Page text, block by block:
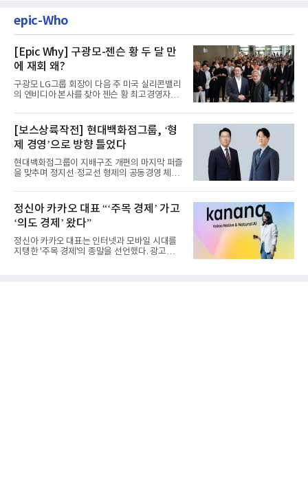
epic-Who
[Epic Why] 구광모-젠슨 황 두 달 만
에 재회 왜?
구광모 LG그룹 회장이 다음 주 미국 실리콘밸리
의 엔비디아 본사를 찾아 젠슨 황 최고경영자
[보스상륙작전] 현대백화점그룹, ‘형
제 경영’으로 방향 틀었다
현대백화점그룹이 지배구조 개편의 마지막 퍼즐
을 맞추며 정지선·정교선 형제의 공동경영 체제
정신아 카카오 대표 “‘주목 경제’ 가고
‘의도 경제’ 왔다”
정신아 카카오 대표는 인터넷과 모바일 시대를
지탱한 '주목 경제'의 종말을 선언했다. 광고를